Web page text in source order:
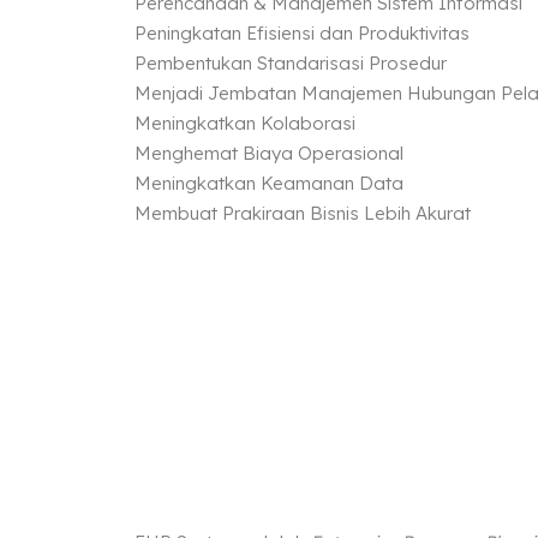
Peningkatan Efisiensi dan Produktivitas
Pembentukan Standarisasi Prosedur
Menjadi Jembatan Manajemen Hubungan
Meningkatkan Kolaborasi
Menghemat Biaya Operasional
Meningkatkan Keamanan Data
Membuat Prakiraan Bisnis Lebih Akurat